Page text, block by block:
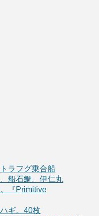
ラフグ乗合船
船石鯛。伊仁丸
『Primitive
ギ。40枚